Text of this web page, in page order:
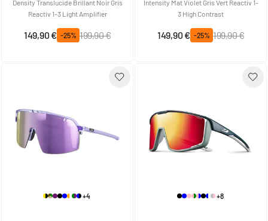
Density Translucide Brillant Noir Gris
Reactiv 1-3 Light Amplifier
Prix spécial
149,90 € -25%
Prix normal
199,90 €
Intensity Mat Violet Gris Vert Reactiv 1-
3 High Contrast
Prix spécial
149,90 € -25%
Prix normal
199,90 €
+4 +8